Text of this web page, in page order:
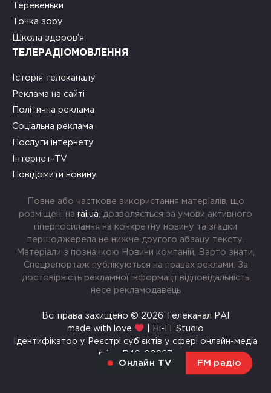
Онлайн TV FM радіо
Теревеньки
Точка зору
Школа здоров’я
ТЕЛЕРАДІОМОВЛЕННЯ
Історія телеканалу
Реклама на сайті
Політична реклама
Соціальна реклама
Послуги інтернету
Інтернет-TV
Повідомити новину
Повне або часткове використання матеріалів, що
розміщені на rai.ua , дозволяється за умови активного
гіперпосилання на конкретну новину та згадки
першоджерела не нижче другого абзацу тексту.
Матеріали з позначкою Новини компаній, Варто знати,
Спецрепортаж публікуються на правах реклами. За
достовірність рекламної інформації відповідальність
несе рекламодавець
Всі права захищено © 2026 Телеканал РАІ
made with love
| Hi-IT Studio
Ідентифікатор у Реєстрі суб’єктів у сфері онлайн-медіа
rai.ua R40-00967